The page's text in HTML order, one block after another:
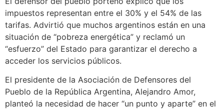
impuestos representan entre el 30% y el 54% de las
tarifas. Advirtió que muchos argentinos están en una
situación de “pobreza energética” y reclamó un
“esfuerzo” del Estado para garantizar el derecho a
acceder los servicios públicos.
El presidente de la Asociación de Defensores del
Pueblo de la República Argentina, Alejandro Amor,
planteó la necesidad de hacer “un punto y aparte” en el